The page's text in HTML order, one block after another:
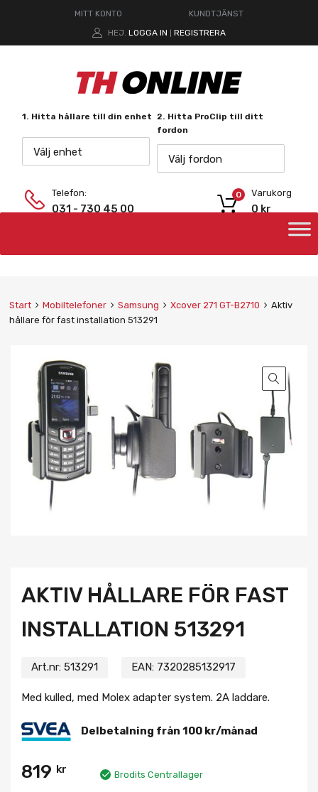
MITT KONTO
KUNDTJÄNST
HEJ. LOGGA IN REGISTRERA
1. Hitta hållare till din enhet
Välj enhet
2. Hitta ProClip till ditt
fordon
Välj fordon
Telefon:
031 - 730 45 00
Varukorg
0 kr
0
Start Mobiltelefoner Samsung Xcover 271 GT-B2710
Aktiv
hållare för fast installation 513291
AKTIV HÅLLARE FÖR FAST
INSTALLATION 513291
Art.nr: 513291 EAN: 7320285132917
Med kulled, med Molex adapter system. 2A laddare.
Delbetalning från 100 kr/månad
819 kr Brodits Centrallager